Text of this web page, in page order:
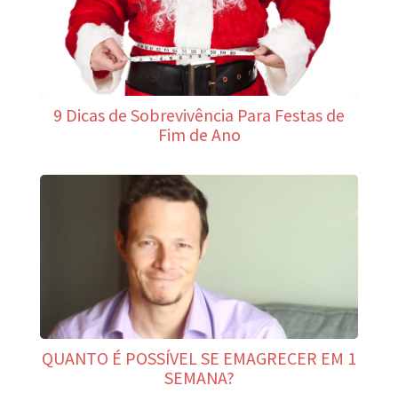
9 Dicas de Sobrevivência Para Festas de
Fim de Ano
QUANTO É POSSÍVEL SE EMAGRECER EM 1
SEMANA?